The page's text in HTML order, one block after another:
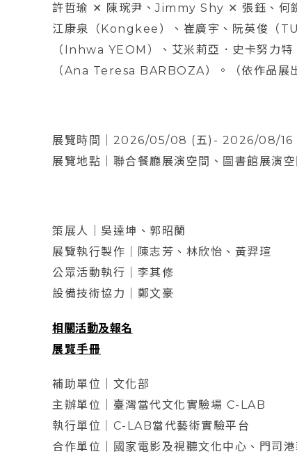
許哲瑜 ✕ 陳琬尹、Jimmy Shy ✕ 張鈺、
江康泉（Kongkee）、崔廣宇、阮英俊（
（Inhwa YEOM）、艾米莉亞．史卡努力
（Ana Teresa BARBOZA）。（依作品展
展覽時間｜2026/05/08 (五)- 2026/08/16
展覽地點｜聯合餐廳展演空間、圖書館展演
策展人｜吳達坤、郭昭蘭
展覽執行製作｜陳志芳、林欣怡、黃羿瑄
公眾活動執行｜李其修
設備技術協力｜鄭文豪
相關活動及報名
展覽手冊
補助單位｜文化部
主辦單位｜臺灣當代文化實驗場 C-LAB
執行單位｜C-LAB當代藝術實驗平台
合作單位｜國家電影及視聽文化中心、門司